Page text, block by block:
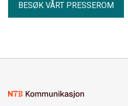
BESØK VÅRT PRESSEROM